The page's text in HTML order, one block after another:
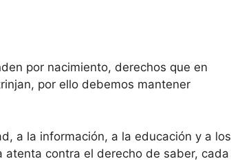
por nacimiento, derechos que en
por ello debemos mantener
a la información, a la educación y a los
atenta contra el derecho de saber, cada